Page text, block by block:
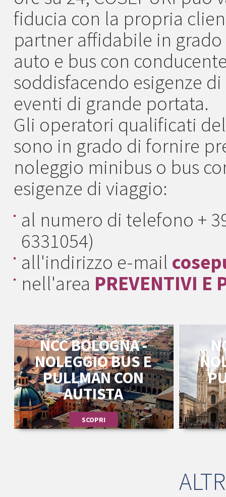
fiducia con la propria
partner affidabile in
auto e bus con
soddisfacendo esigenze
eventi di grande portata.
Gli operatori qualificati
sono in grado di fornire
noleggio minibus o bus
esigenze di viaggio:
al numero di telefono +
6331054)
all'indirizzo e-mail
nell'area PREVENTIVI E
DIVISIONE BUS BOLOGNA
NCC BOLOGNA -
NOLEGGIO BUS E
PULLMAN CON
AUTISTA
SCOPRI